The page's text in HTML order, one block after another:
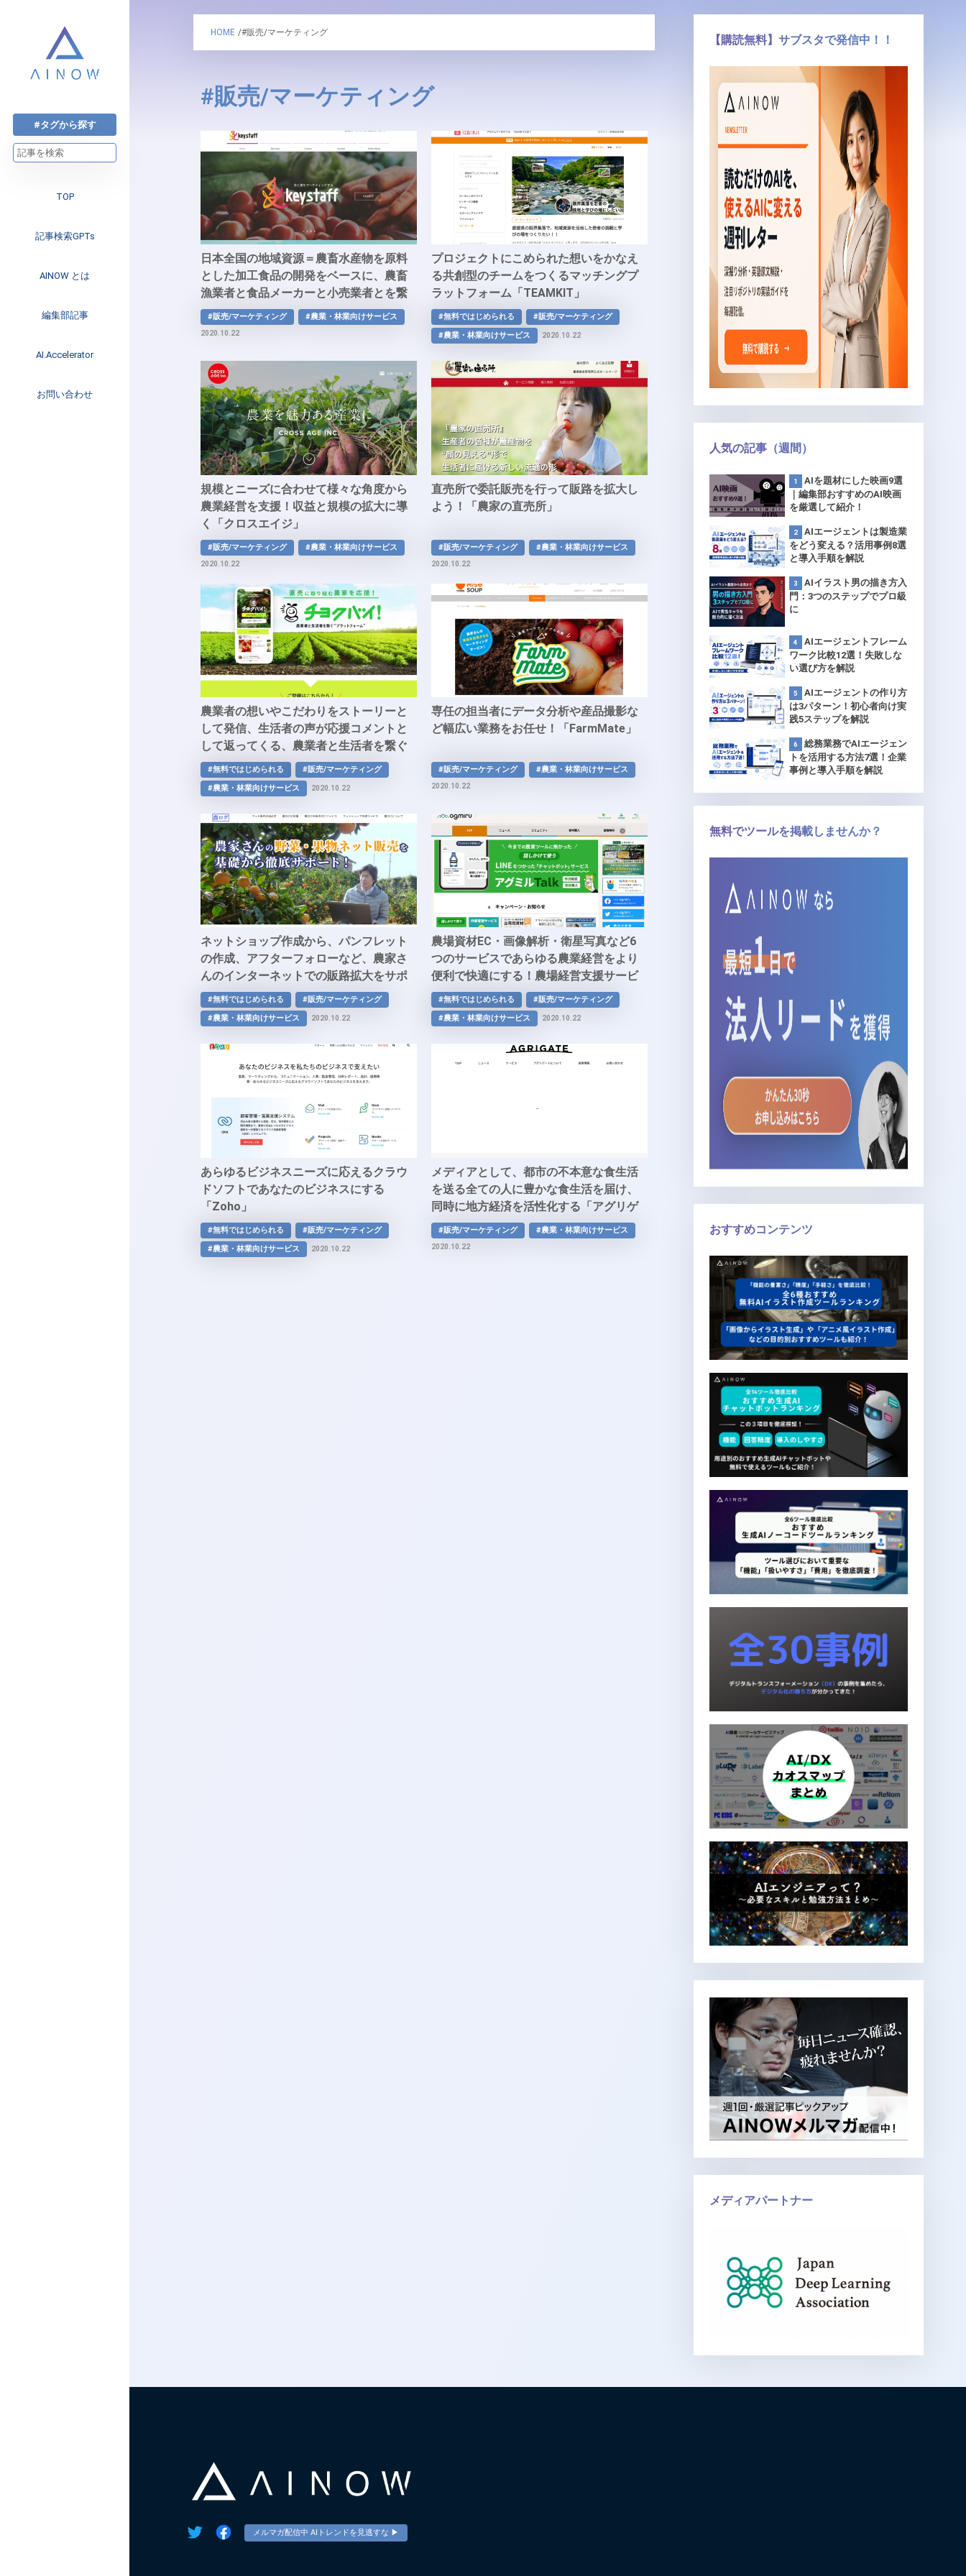
#タグから探す
TOP
記事検索GPTs
AINOW とは
編集部記事
注目のニュース
インタビュー
Web3
AI.Accelerator
AI.Accelerator記事
お問い合わせ
HOME /#販売/マーケティング
#販売/マーケティング
日本全国の地域資源＝農畜水産物を原料
とした加工食品の開発をベースに、農畜
漁業者と食品メーカーと小売業者とを繋
ぐ「キースタッフ」
#販売/マーケティング #農業・林業向けサービス
2020.10.22
プロジェクトにこめられた想いをかなえ
る共創型のチームをつくるマッチングプ
ラットフォーム「TEAMKIT」
#無料ではじめられる
#販売/マーケティング
#農業・林業向けサービス
2020.10.22
規模とニーズに合わせて様々な角度から
農業経営を支援！収益と規模の拡大に導
く「クロスエイジ」
#販売/マーケティング #農業・林業向けサービス
2020.10.22
直売所で委託販売を行って販路を拡大し
よう！「農家の直売所」
#販売/マーケティング #農業・林業向けサービス
2020.10.22
農業者の想いやこだわりをストーリーと
して発信、生活者の声が応援コメントと
して返ってくる、農業者と生活者を繋ぐ
新しい農業コミュニケーションのプラッ
トフォーム「チョクバイ！」
#無料ではじめられる
#販売/マーケティング
#農業・林業向けサービス
2020.10.22
専任の担当者にデータ分析や産品撮影な
ど幅広い業務をお任せ！「FarmMate」
#販売/マーケティング #農業・林業向けサービス
2020.10.22
ネットショップ作成から、パンフレット
の作成、アフターフォローなど、農家さ
んのインターネットでの販路拡大をサポ
ート！インターネット販路拡大サポート
サービス「農ログ」
#無料ではじめられる
#販売/マーケティング
#農業・林業向けサービス
2020.10.22
農場資材EC・画像解析・衛星写真など6
つのサービスであらゆる農業経営をより
便利で快適にする！農場経営支援サービ
ス「アグミル」
#無料ではじめられる
#販売/マーケティング
#農業・林業向けサービス
2020.10.22
あらゆるビジネスニーズに応えるクラウ
ドソフトであなたのビジネスにする
「Zoho」
#無料ではじめられる
#販売/マーケティング
#農業・林業向けサービス
2020.10.22
メディアとして、都市の不本意な食生活
を送る全ての人に豊かな食生活を届け、
同時に地方経済を活性化する「アグリゲ
ート」
#販売/マーケティング #農業・林業向けサービス
2020.10.22
【購読無料】サブスタで発信中！！
人気の記事（週間）
AIを題材にした映画9選
｜編集部おすすめのAI映画
を厳選して紹介！
AIエージェントは製造業
をどう変える？活用事例8選
と導入手順を解説
AIイラスト男の描き方入
門：3つのステップでプロ級
に
AIエージェントフレーム
ワーク比較12選！失敗しな
い選び方を解説
AIエージェントの作り方
は3パターン！初心者向け実
践5ステップを解説
総務業務でAIエージェン
トを活用する方法7選！企業
事例と導入手順を解説
無料でツールを掲載しませんか？
おすすめコンテンツ
メディアパートナー
メルマガ配信中 AIトレンドを見逃すな ▶︎